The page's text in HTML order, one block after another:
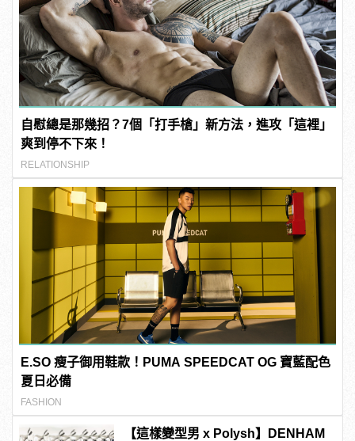
自慰總是那幾招？7個「打手槍」新方法，進攻「這裡」
爽到停不下來！
RELATIONSHIP
E.SO 瘦子御用鞋款！PUMA SPEEDCAT OG 寶藍配色
夏日必備
FASHION
【這樣變型男 x Polysh】DENHAM